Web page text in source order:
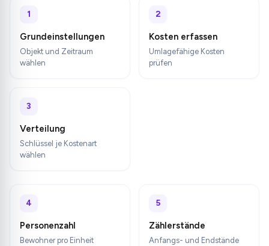
1
Grundeinstellungen
Objekt und Zeitraum
wählen
2
Kosten erfassen
Umlagefähige Kosten
prüfen
3
Verteilung
Schlüssel je Kostenart
wählen
4
Personenzahl
Bewohner pro Einheit
5
Zählerstände
Anfangs- und Endstände